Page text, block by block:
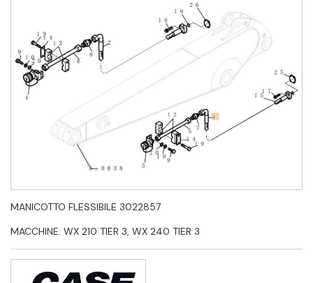
MANICOTTO FLESSIBILE 3022857
MACCHINE: WX 210 TIER 3, WX 240 TIER 3